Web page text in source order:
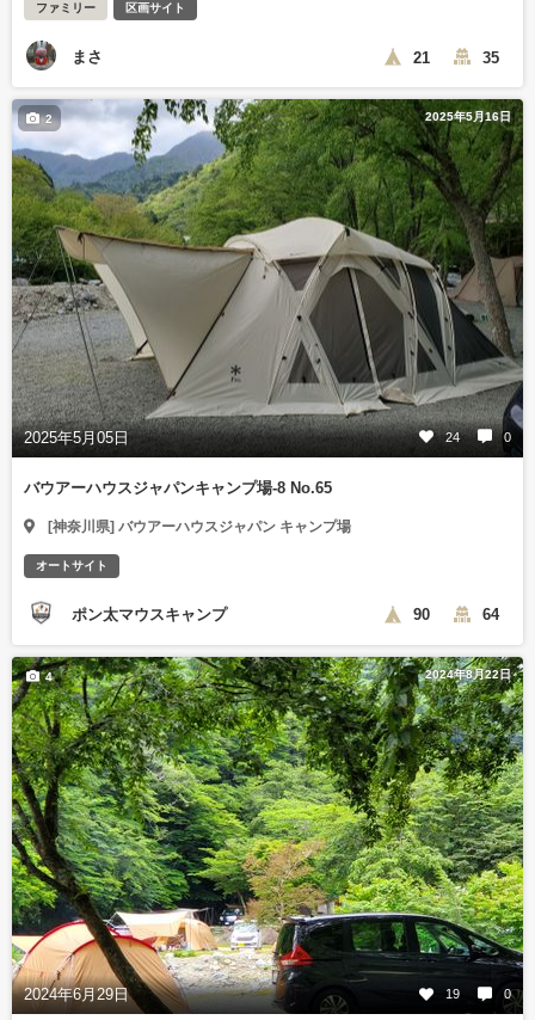
ファミリー 区画サイト
まさ 21 35
2025年5月16日
2025年5月05日 24 0
2
バウアーハウスジャパンキャンプ場-8 No.65
[神奈川県] バウアーハウスジャパン キャンプ場
オートサイト
ポン太マウスキャンプ 90 64
2024年8月22日
2024年6月29日 19 0
4